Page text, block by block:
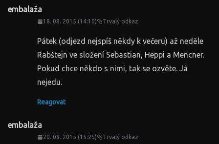
embalaža
18. 08. 2015 (14:10) Trvalý odkaz
Pátek (odjezd nejspíš někdy k večeru) až neděle
Rabštejn ve složení Sebastian, Heppi a Mencner.
Pokud chce někdo s nimi, tak se ozvěte. Já
nejedu.
Reagovat
embalaža
20. 08. 2015 (15:25) Trvalý odkaz